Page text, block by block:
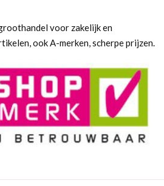
voor zakelijk en
ook A-merken, scherpe prijzen.